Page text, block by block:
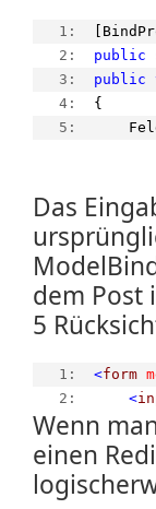
   1:
   2:
public
   3:
public
   4:
{
   5:
Das
dem Post
5
   1:
<form
   2:
<
Wenn
einen